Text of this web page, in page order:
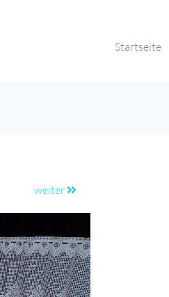
Startseite
weiter